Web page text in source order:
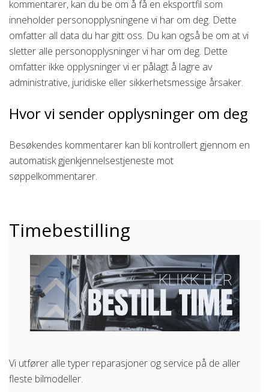
kommentarer, kan du be om å få en eksportfil som
inneholder personopplysningene vi har om deg. Dette
omfatter all data du har gitt oss. Du kan også be om at vi
sletter alle personopplysninger vi har om deg. Dette
omfatter ikke opplysninger vi er pålagt å lagre av
administrative, juridiske eller sikkerhetsmessige årsaker.
Hvor vi sender opplysninger om deg
Besøkendes kommentarer kan bli kontrollert gjennom en
automatisk gjenkjennelsestjeneste mot
søppelkommentarer.
Timebestilling
Vi utfører alle typer reparasjoner og service på de aller
fleste bilmodeller.